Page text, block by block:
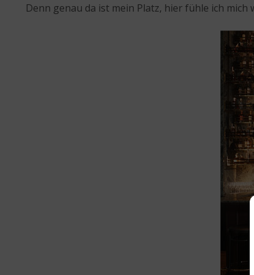
Denn genau da ist mein Platz, hier fühle ich mich